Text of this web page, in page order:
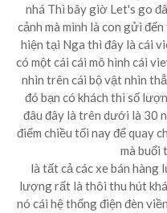
nhá Thì bây giờ Let's go
cảnh mà mình là con gửi
hiện tại Nga thì đây là cái
có một cái cái mô hình cái
nhìn trên cái bộ vật nhìn
đó bạn có khách thì số
đâu đây là trên dưới là 30
điểm chiều tối nay để quay
mà buổi
là tất cả các xe bán hàng
lượng rất là thôi thu hút
nó cái hệ thống điện đèn